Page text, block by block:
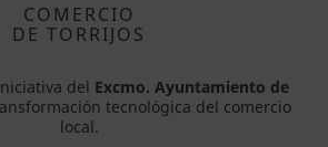
COMERCIO
DE TORRIJOS
del Excmo. Ayuntamiento de
tecnológica del comercio
local.